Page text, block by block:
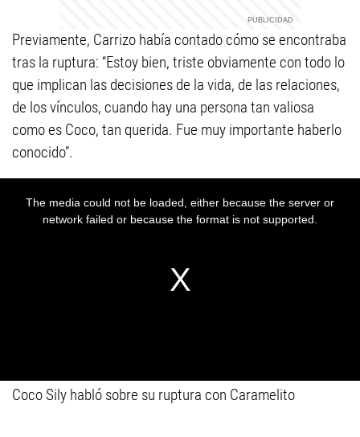
Previamente, Carrizo había contado cómo se encontraba
tras la ruptura: “Estoy bien, triste obviamente con todo lo
que implican las decisiones de la vida, de las relaciones,
de los vínculos, cuando hay una persona tan valiosa
como es Coco, tan querida. Fue muy importante haberlo
conocido”.
Coco Sily habló sobre su ruptura con Caramelito